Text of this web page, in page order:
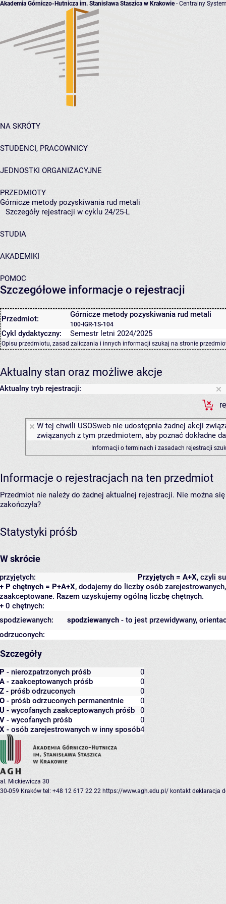
Akademia Górniczo-Hutnicza im. Stanisława Staszica w Krakowie- Centralny
NA SKRÓTY
STUDENCI, PRACOWNICY
JEDNOSTKI ORGANIZACYJNE
PRZEDMIOTY
Górnicze metody pozyskiwania rud metali
Szczegóły rejestracji w cyklu 24/25-L
STUDIA
AKADEMIKI
POMOC
Szczegółowe informacje o rejestracji
Przedmiot: Górnicze metody pozyskiwania rud metali
100-IGR-1S-104
Cykl dydaktyczny: Semestr letni 2024/2025
Opisu przedmiotu, zasad zaliczania i innych informacji szukaj na stronie
Aktualny stan oraz możliwe akcje
Aktualny tryb rejestracji:
W tej chwili USOSweb nie udostępnia żadnej akcji
związanych z tym przedmiotem, aby poznać dokładne
Informacji o terminach i zasadach rejestracji
Informacje o rejestracjach na ten przedmiot
Przedmiot nie należy do żadnej aktualnej rejestracji. Nie można
zakończyła?
Statystyki próśb
W skrócie
Przyjętych = A+X, czyli
przyjętych:
+ P chętnych = P+A+X, dodajemy do liczby osób
zaakceptowane. Razem uzyskujemy ogólną liczbę chętnych.
+ 0 chętnych:
spodziewanych - to jest przewidywany,
spodziewanych:
odrzuconych:
Szczegóły
P - nierozpatrzonych próśb
0
A - zaakceptowanych próśb
0
Z - próśb odrzuconych
0
O - próśb odrzuconych permanentnie
0
U - wycofanych zaakceptowanych próśb
0
V - wycofanych próśb
0
X - osób zarejestrowanych w inny sposób4
al. Mickiewicza 30
30-059 Kraków tel: +48 12 617 22 22 https://www.agh.edu.pl/ kontakt deklaracja